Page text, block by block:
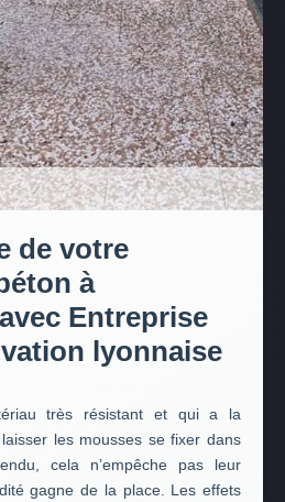
de votre
à
Entreprise
lyonnaise
très résistant et qui a la
les mousses se fixer dans
cela n’empêche pas leur
gagne de la place. Les effets